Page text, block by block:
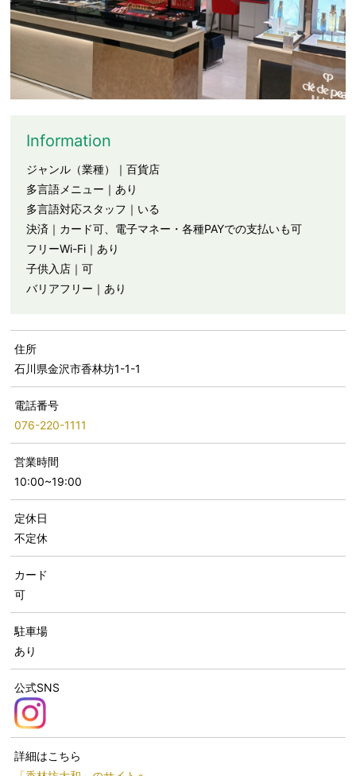
Information
ジャンル（業種）｜百貨店
多言語メニュー｜あり
多言語対応スタッフ｜いる
決済｜カード可、電子マネー・各種PAYでの支払いも可
フリーWi-Fi｜あり
子供入店｜可
バリアフリー｜あり
住所
石川県金沢市香林坊1-1-1
電話番号
076-220-1111
営業時間
10:00~19:00
定休日
不定休
カード
可
駐車場
あり
公式SNS
詳細はこちら